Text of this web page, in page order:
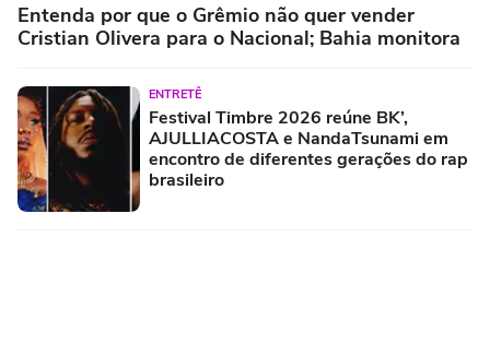
Entenda por que o Grêmio não quer vender
Cristian Olivera para o Nacional; Bahia monitora
ENTRETÊ
Festival Timbre 2026 reúne BK’,
AJULLIACOSTA e NandaTsunami em
encontro de diferentes gerações do rap
brasileiro